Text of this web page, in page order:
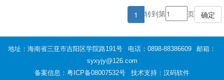
1 转到第 页
地址：海南省三亚市吉阳区学院路191号 电话：0898-88386609
邮箱：
syxyjy@126.com
备案信息：粤ICP备08007532号 技术支持：汉码软件